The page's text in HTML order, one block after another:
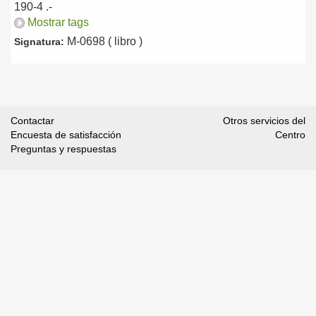
190-4 .-
Mostrar tags
Signatura: M-0698 ( libro )
Contactar
Encuesta de satisfacción
Preguntas y respuestas
Otros servicios del
Centro